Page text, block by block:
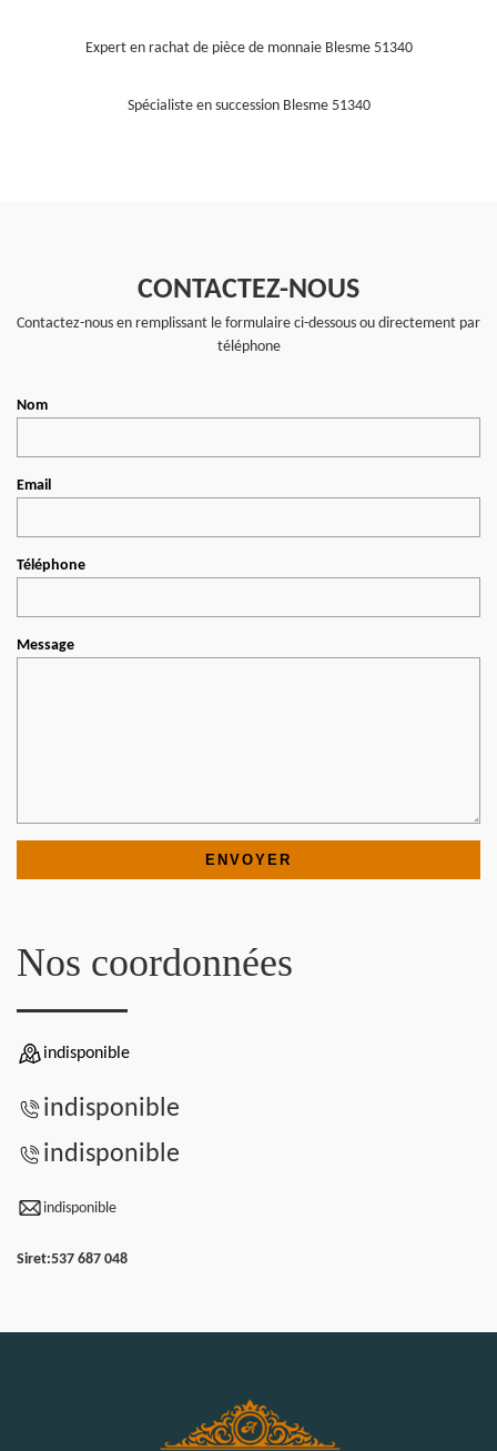
Expert en rachat de pièce de monnaie Blesme 51340
Spécialiste en succession Blesme 51340
CONTACTEZ-NOUS
Contactez-nous en remplissant le formulaire ci-dessous ou directement par
téléphone
Nom
Email
Téléphone
Message
Nos coordonnées
indisponible
indisponible
indisponible
indisponible
Siret:537 687 048